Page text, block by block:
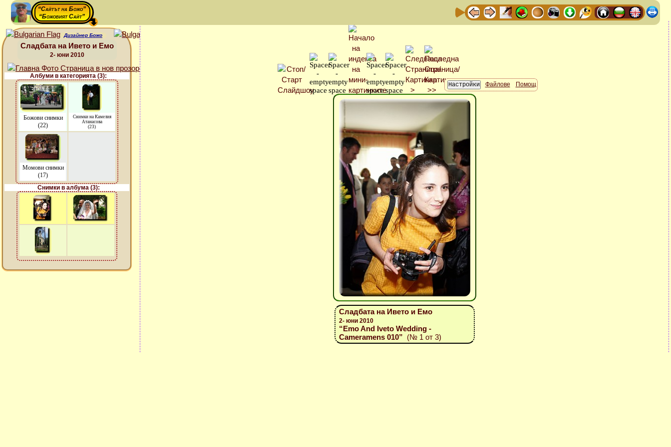
“Сайтът на Божо”
“Божовият Сайт”
Дизайнер Божо
Сладбата на Ивето и Емо
2- юни 2010
Албуми в категорията (3):
Божови снимки
(22)
Снимки на Камелия
Атанасова
(23)
Момови снимки
(17)
Снимки в албума (3):
Файлове Помощ
Сладбата на Ивето и Емо
2- юни 2010
“Emo And Iveto Wedding -
Cameramens 010” (№ 1 от 3)